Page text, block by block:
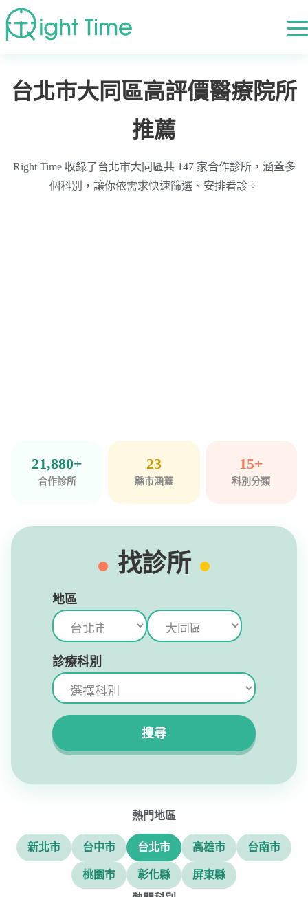
首頁» 高評價醫療院所推薦
台北市大同區高評價醫療院所
推薦
Right Time 收錄了台北市大同區共 147 家合作診所，涵蓋多
個科別，讓你依需求快速篩選、安排看診。
21,880+
合作診所
23
縣市涵蓋
15+
科別分類
找診所
地區
診療科別
搜尋
熱門地區
新北市 台中市 台北市 高雄市 台南市
桃園市 彰化縣
屏東縣